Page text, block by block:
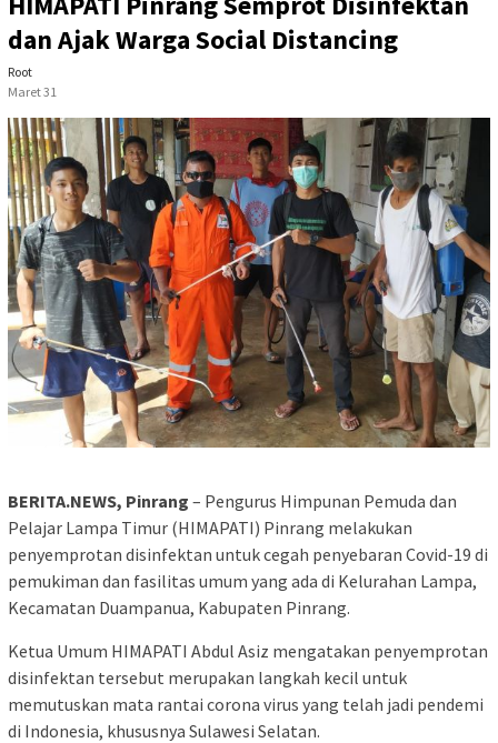
dan Ajak Warga Social Distancing
Root
Maret 31
BERITA.NEWS, Pinrang – Pengurus Himpunan Pemuda dan
Pelajar Lampa Timur (HIMAPATI) Pinrang melakukan
penyemprotan disinfektan untuk cegah penyebaran Covid-19 di
pemukiman dan fasilitas umum yang ada di Kelurahan Lampa,
Kecamatan Duampanua, Kabupaten Pinrang.
Ketua Umum HIMAPATI Abdul Asiz mengatakan penyemprotan
disinfektan tersebut merupakan langkah kecil untuk
memutuskan mata rantai corona virus yang telah jadi pendemi
di Indonesia, khususnya Sulawesi Selatan.